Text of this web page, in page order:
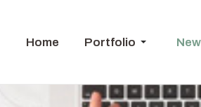
Home Portfolio